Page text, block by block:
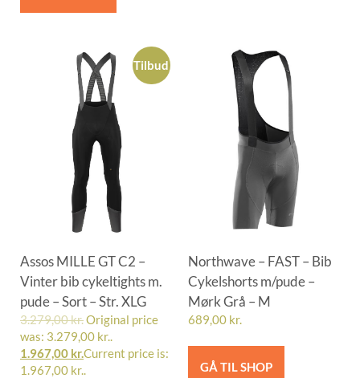
Tilbud
Assos MILLE GT C2 –
Vinter bib cykeltights m.
pude – Sort – Str. XLG
3.279,00kr.Original price
was: 3.279,00 kr..
1.967,00 kr.Current price is:
1.967,00 kr..
Northwave – FAST – Bib
Cykelshorts m/pude –
Mørk Grå – M
689,00 kr.
GÅ TIL SHOP